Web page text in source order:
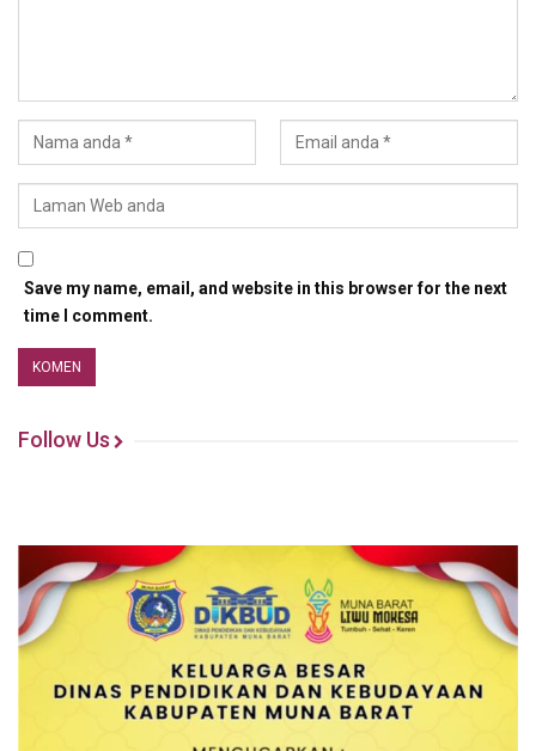
Save my name, email, and website in this browser for the next
time I comment.
Follow Us